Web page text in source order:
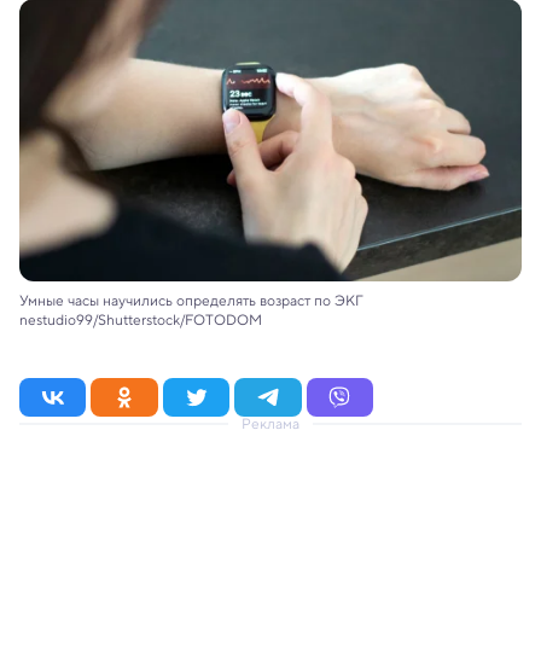
Умные часы научились определять возраст по ЭКГ
nestudio99/Shutterstock/FOTODOM
Реклама